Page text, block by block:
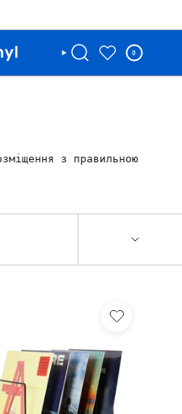
0
з правильною